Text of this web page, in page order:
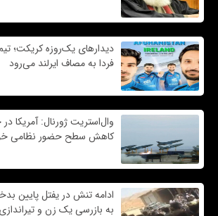
دیدارهای یک‌روزه کریکت؛
فردا به مصاف ایرلند می‌رود
وال‌استریت ژورنال: آمریکا
کاهش سطح حضور نظامی
ادامه تنش در یفتل پایین
به بازرسی یک زن و